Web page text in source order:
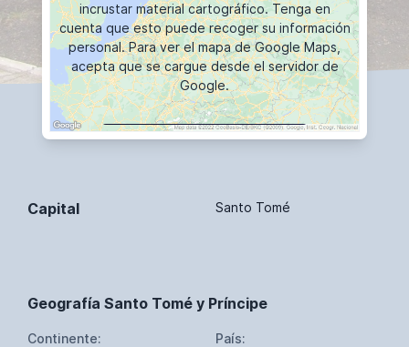
incrustar material cartográfico. Tenga en
cuenta que esto puede recoger su información
personal. Para ver el mapa de Google Maps,
acepta que se cargue desde el servidor de
Google.
VISUALIZACIÓN DE MAPAS
Capital Santo Tomé
Geografía Santo Tomé y Príncipe
Continente:
País: